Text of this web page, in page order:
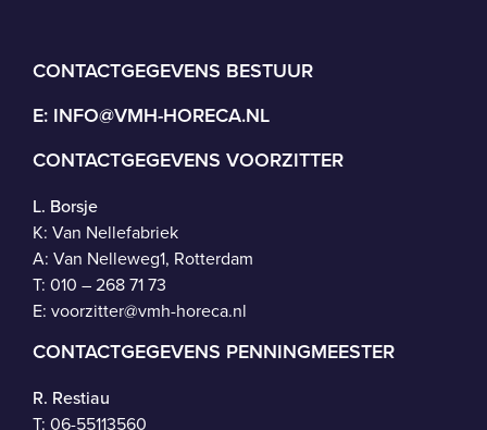
CONTACTGEGEVENS BESTUUR
E: INFO@VMH-HORECA.NL
CONTACTGEGEVENS VOORZITTER
L. Borsje
K: Van Nellefabriek
A: Van Nelleweg1, Rotterdam
T: 010 – 268 71 73
E: voorzitter@vmh-horeca.nl
CONTACTGEGEVENS PENNINGMEESTER
R. Restiau
T: 06-55113560